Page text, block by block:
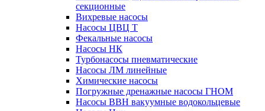
секционные
Вихревые насосы
Насосы ЦВЦ Т
Фекальные насосы
Насосы НК
Турбонасосы пневматические
Насосы ЛМ линейные
Химические насосы
Погружные дренажные насосы ГНОМ
Насосы ВВН вакуумные водокольцевые